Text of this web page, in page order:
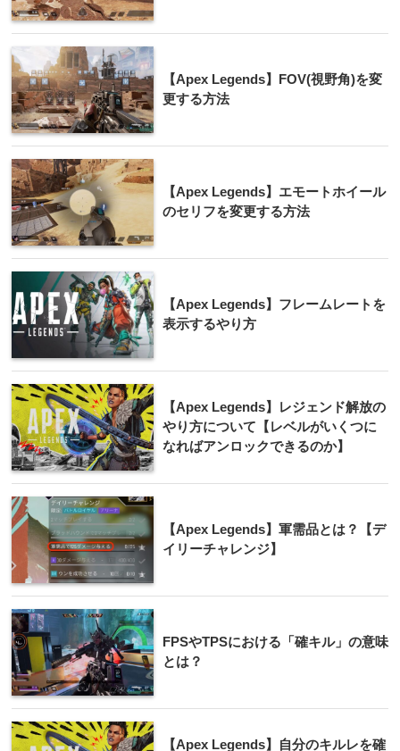
【Apex Legends】FOV(視野角)を変
更する方法
【Apex Legends】エモートホイール
のセリフを変更する方法
【Apex Legends】フレームレートを
表示するやり方
【Apex Legends】レジェンド解放の
やり方について【レベルがいくつに
なればアンロックできるのか】
【Apex Legends】軍需品とは？【デ
イリーチャレンジ】
FPSやTPSにおける「確キル」の意味
とは？
【Apex Legends】自分のキルレを確